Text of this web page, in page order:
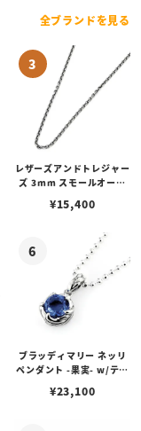
全ブランドを見る
レザーズアンドトレジャー
ズ 3mm スモールオーバ
ブスタークラスプ＆LTロ
¥15,400
ブラッディマリー ネッリ
ペンダント -果実- w/ティ
¥23,100